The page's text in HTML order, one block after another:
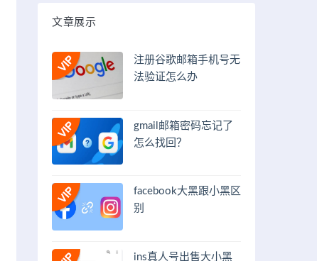
文章展示
注册谷歌邮箱手机号无
法验证怎么办
gmail邮箱密码忘记了
怎么找回？
facebook大黑跟小黑区
别
ins真人号出售大小黑